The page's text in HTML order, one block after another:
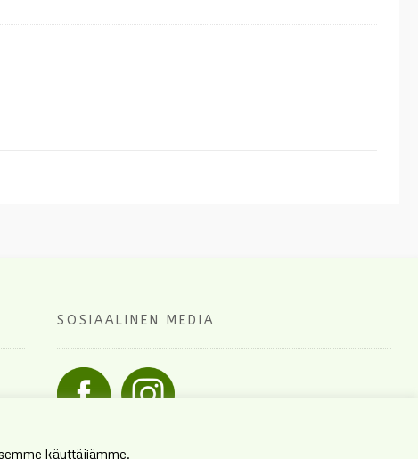
SOSIAALINEN MEDIA
käyttäjiämme.